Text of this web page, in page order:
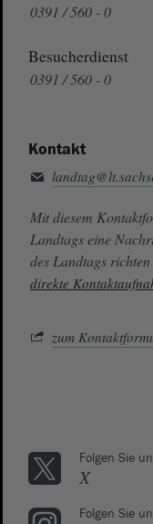
0391 / 560 - 0
Besucherdienst
0391 / 560 - 0
Kontakt
Mit diesem
Landtags eine
des Landtags
direkte
zum
Folgen Sie
X
Folgen Sie